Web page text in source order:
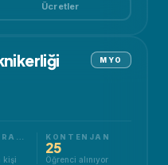
Ücretler
MYO
kişi
KONTENJAN
25
Öğrenci alınıyor